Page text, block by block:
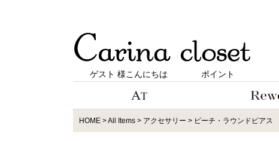
ゲスト 様こんにちは ポイント
HOME All Items アクセサリー ピーチ・ラウンドピアス